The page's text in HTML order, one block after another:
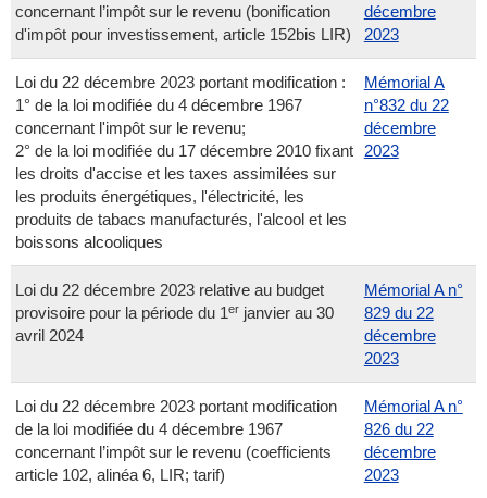
concernant l’impôt sur le revenu (bonification
d'impôt pour investissement, article 152bis LIR)
décembre
2023
Loi du 22 décembre 2023 portant modification :
1° de la loi modifiée du 4 décembre 1967
concernant l'impôt sur le revenu;
2° de la loi modifiée du 17 décembre 2010 fixant
les droits d'accise et les taxes assimilées sur
les produits énergétiques, l'électricité, les
produits de tabacs manufacturés, l'alcool et les
boissons alcooliques
Mémorial A
n°832 du 22
décembre
2023
Loi du 22 décembre 2023 relative au budget
provisoire pour la période du 1erjanvier au 30
avril 2024
Mémorial A n°
829 du 22
décembre
2023
Loi du 22 décembre 2023 portant modification
de la loi modifiée du 4 décembre 1967
concernant l’impôt sur le revenu (coefficients
article 102, alinéa 6, LIR; tarif)
Mémorial A n°
826 du 22
décembre
2023